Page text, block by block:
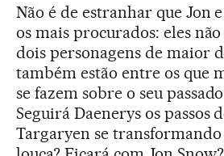
Não é de estranhar que Jon
os mais procurados: eles não
dois personagens de maior
também estão entre os que
se fazem sobre o seu
Seguirá Daenerys os passos
Targaryen se